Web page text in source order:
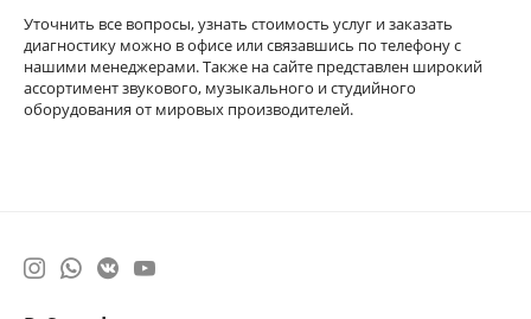
Уточнить все вопросы, узнать стоимость услуг и заказать
диагностику можно в офисе или связавшись по телефону с
нашими менеджерами. Также на сайте представлен широкий
ассортимент звукового, музыкального и студийного
оборудования от мировых производителей.